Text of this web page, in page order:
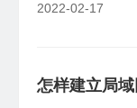
2022-02-17
怎样建立局